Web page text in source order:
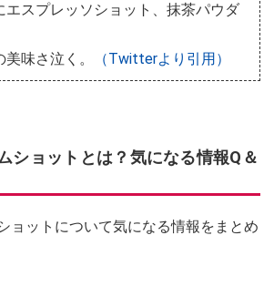
エスプレッソショット、抹茶パウダ
味さ泣く。
（Twitterより引用）
ショットとは？気になる情報Q＆
ョットについて気になる情報をまとめ